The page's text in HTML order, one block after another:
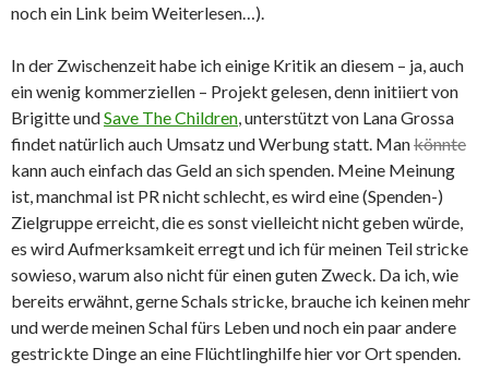
noch ein Link beim Weiterlesen…).
In der Zwischenzeit habe ich einige Kritik an diesem – ja, auch
ein wenig kommerziellen – Projekt gelesen, denn initiiert von
Brigitte undSave The Children, unterstützt von Lana Grossa
findet natürlich auch Umsatz und Werbung statt. Mankönnte
kann auch einfach das Geld an sich spenden. Meine Meinung
ist, manchmal ist PR nicht schlecht, es wird eine (Spenden-)
Zielgruppe erreicht, die es sonst vielleicht nicht geben würde,
es wird Aufmerksamkeit erregt und ich für meinen Teil stricke
sowieso, warum also nicht für einen guten Zweck. Da ich, wie
bereits erwähnt, gerne Schals stricke, brauche ich keinen mehr
und werde meinen Schal fürs Leben und noch ein paar andere
gestrickte Dinge an eine Flüchtlinghilfe hier vor Ort spenden.